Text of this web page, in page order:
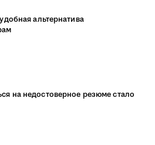
альтернатива
на недостоверное резюме стало